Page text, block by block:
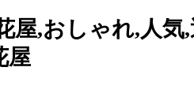
屋,おしゃれ,人気
屋